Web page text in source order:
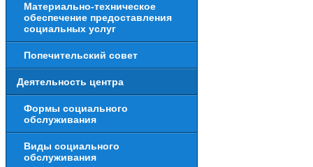
Материально-техническое
обеспечение предоставления
социальных услуг
Попечительский совет
Деятельность центра
Формы социального
обслуживания
Виды социального
обслуживания